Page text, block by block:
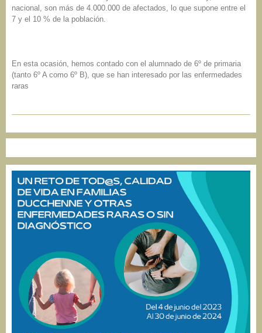
nacional, son más de 4.000.000 de afectados, lo que supone entre el
7 y el 10 % de la población.
En esta ocasión, hemos contado con el alumnado de 6º de primaria
(tanto 6º A como 6º B), que se han interesado por las enfermedades
raras